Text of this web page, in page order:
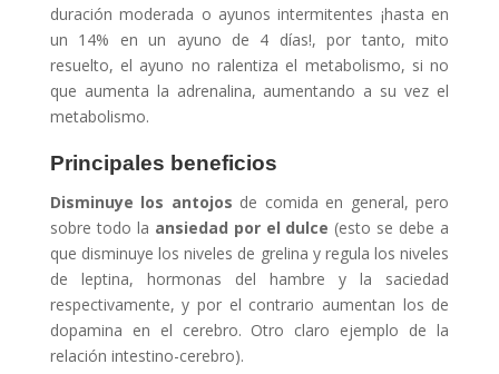
duración moderada o ayunos intermitentes ¡hasta en
un 14% en un ayuno de 4 días!, por tanto, mito
resuelto, el ayuno no ralentiza el metabolismo, si no
que aumenta la adrenalina, aumentando a su vez el
metabolismo.
Principales beneficios
Disminuye los antojos de comida en general, pero
sobre todo la ansiedad por el dulce (esto se debe a
que disminuye los niveles de grelina y regula los niveles
de leptina, hormonas del hambre y la saciedad
respectivamente, y por el contrario aumentan los de
dopamina en el cerebro. Otro claro ejemplo de la
relación intestino-cerebro).